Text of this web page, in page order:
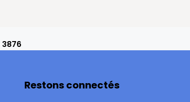
3876
Restons connectés